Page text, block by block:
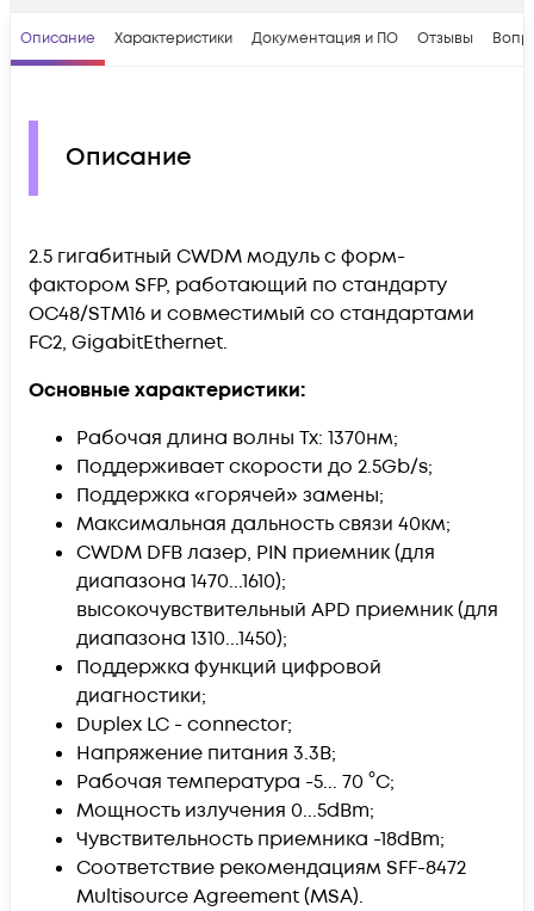
Описание Характеристики Документация и ПО Отзывы
Описание
2.5 гигабитный CWDM модуль с форм-
фактором SFP, работающий по стандарту
OC48/STM16 и совместимый со стандартами
FC2, GigabitEthernet.
Основные характеристики:
Рабочая длина волны Tx: 1370нм;
Поддерживает скорости до 2.5Gb/s;
Поддержка «горячей» замены;
Максимальная дальность связи 40км;
CWDM DFB лазер, PIN приемник (для
диапазона 1470...1610);
высокочувствительный APD приемник (для
диапазона 1310...1450);
Поддержка функций цифровой
диагностики;
Duplex LC - connector;
Напряжение питания 3.3В;
Рабочая температура -5... 70 °C;
Мощность излучения 0...5dBm;
Чувствительность приемника -18dBm;
Соответствие рекомендациям SFF-8472
Multisource Agreement (MSA).